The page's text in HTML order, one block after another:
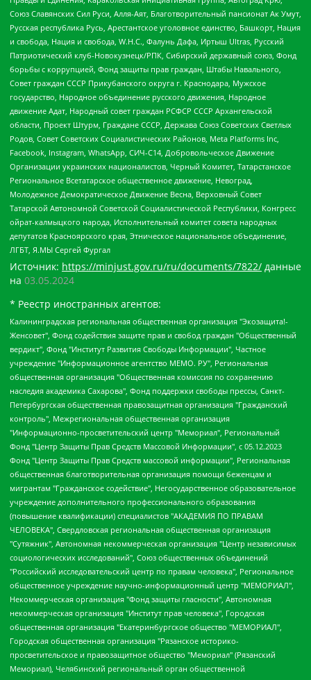
Союз Славянских Сил Руси, Алля-Аят, Благотворительный пансионат Ак Умут,
Русская республика Русь, Арестантское уголовное единство, Башкорт, Нация
и свобода, Нация и свобода, W.H.С., Фалунь Дафа, Иртыш Ultras, Русский
Патриотический клуб-Новокузнецк/РПК, Сибирский державный союз, Фонд
борьбы с коррупцией, Фонд защиты прав граждан, Штабы Навального,
Совет граждан СССР Прикубанского округа г. Краснодара, Мужское
государство, Народное объединение русского движения, Народное
движение Адат, Народный совет граждан РСФСР СССР Архангельской
области, Проект Штурм, Граждане СССР, Держава Союз Советских Светлых
Родов, Совет Советских Социалистических Районов, Meta Platforms Inc,
Facebook, Instagram, WhatsApp, СИЧ-С14, Добровольческое Движение
Организации украинских националистов, Черный Комитет, Татарстанское
Региональное Всетатарское общественное движение, Невоград,
Молодежное Демократическое Движение Весна, Верховный Совет
Татарской Автономной Советской Социалистической Республики, Конгресс
ойрат-калмыцкого народа, Исполнительный комитет совета народных
депутатов Красноярского края, Этническое национальное объединение,
ЛГБТ, Я.МЫ Сергей Фургал
Источник: https://minjust.gov.ru/ru/documents/7822/ данные
на 03.05.2024
* Реестр иностранных агентов:
Калининградская региональная общественная организация "Экозащита!-Женсовет", Фонд содействия защите прав и свобод граждан "Общественный вердикт", Фонд "Институт Развития Свободы Информации", Частное учреждение "Информационное агентство МЕМО. РУ", Региональная общественная организация "Общественная комиссия по сохранению наследия академика Сахарова", Фонд поддержки свободы прессы, Санкт-Петербургская общественная правозащитная организация "Гражданский контроль", Межрегиональная общественная организация "Информационно-просветительский центр "Мемориал", Региональный Фонд "Центр Защиты Прав Средств Массовой Информации", с 05.12.2023 Фонд "Центр Защиты Прав Средств массовой информации", Региональная общественная благотворительная организация помощи беженцам и мигрантам "Гражданское содействие", Негосударственное образовательное учреждение дополнительного профессионального образования (повышение квалификации) специалистов "АКАДЕМИЯ ПО ПРАВАМ ЧЕЛОВЕКА", Свердловская региональная общественная организация "Сутяжник", Автономная некоммерческая организация "Центр независимых социологических исследований", Союз общественных объединений "Российский исследовательский центр по правам человека", Региональное общественное учреждение научно-информационный центр "МЕМОРИАЛ", Некоммерческая организация "Фонд защиты гласности", Автономная некоммерческая организация "Институт прав человека", Городская общественная организация "Екатеринбургское общество "МЕМОРИАЛ", Городская общественная организация "Рязанское историко-просветительское и правозащитное общество "Мемориал" (Рязанский Мемориал), Челябинский региональный орган общественной самодеятельности – женское общественное объединение "Женщины Евразии", Челябинский региональный орган общественной самодеятельности "Уральская правозащитная группа", Фонд содействия защите здоровья и социальной справедливости имени Андрея Рылькова, Автономная Некоммерческая Организация "Аналитический Центр Юрия Левады", Автономная некоммерческая организация социальной поддержки населения "Проект Апрель", Региональная общественная организация помощи женщинам и детям, находящимся в кризисной ситуации "Информационно-методический центр "Анна", Фонд содействия развитию массовых коммуникаций и правовому просвещению "Так-так-Так", Фонд содействия устойчивому развитию "Серебряная тайга", Свердловский региональный общественный фонд социальных проектов "Новое время", "Idel.Реалии", Кавказ.Реалии, Крым.Реалии, Телеканал Настоящее Время, Татаро-башкирская служба Радио Свобода (Azatliq Radiosi), Радио Свободная Европа/Радио Свобода (PCE/PC), "Сибирь.Реалии", "Фактограф", Благотворительный фонд помощи осужденным и их семьям, Автономная некоммерческая организация "Институт глобализации и социальных движений", Фонд "В защиту прав заключенных", Частное учреждение "Центр поддержки и содействия развитию средств массовой информации", Пензенский региональный общественный благотворительный фонд "Гражданский союз", "Север.Реалии", Некоммерческая организация Фонд "Правовая инициатива", Общество с ограниченной ответственностью "Радио Свободная Европа/Радио Свобода", Чешское информационное агентство "MEDIUM-ORIENT", Красноярская региональная общественная организация "Мы против СПИДа", Камалягин Денис Николаевич, Маркелов Сергей Евгеньевич, Пономарев Лев Александрович, Савицкая Людмила Алексеевна, Автономная некоммерческая организация "Центр по работе с проблемой насилия "НАСИЛИЮ.НЕТ", Межрегиональный профессиональный союз работников здравоохранения "Альянс врачей", Юридическое лицо, зарегистрированное в Латвийской Республике, SIA "Medusa Project" (регистрационный номер 40103797863, дата регистрации 10.06.2014), Некоммерческая организация "Фонд по борьбе с коррупцией", Автономная некоммерческая организация "Институт права и публичной политики", Баданин Роман Сергеевич, Гликин Максим Александрович, Железнова Мария Михайловна, Лукьянова Юлия Сергеевна, Маетная Елизавета Витальевна, Маняхин Петр Борисович, Чуракова Ольга Владимировна, Ярош Юлия Петровна, Юридическое лицо "The Insider SIA", зарегистрированное в Риге, Латвийская Республика (дата регистрации 26.06.2015), являющееся администратором доменного имени интернет-издания "The Insider SIA", https://theins.ru, Постернак Алексей Евгеньевич, Рубин Михаил Аркадьевич, Анин Роман Александрович, Юридическое лицо Istories fonds, зарегистрированное в Латвийской Республике (регистрационный номер 50008295751, дата регистрации 24.02.2020), Великовский Дмитрий Александрович, Долинина Ирина Николаевна, Мароховская Алеся Алексеевна, Шлейнов Роман Юрьевич, Шмагун Олеся Валентиновна, Общество с ограниченной ответственностью "Альтаир 2021", Общество с ограниченной ответственностью "Вега 2021", Общество с ограниченной ответственностью "Главный редактор 2021", Общество с ограниченной ответственностью "Ромашки монолит", Важенков Артем Валерьевич, Ивановская областная общественная организация "Центр гендерных исследований", Гурман Юрий Альбертович, Медиапроект "ОВД-Инфо", Егоров Владимир Владимирович, Жилинский Владимир Александрович, Общество с ограниченной ответственностью "ЗП", Иванова София Юрьевна, Карезина Инна Павловна, Кильтау Екатерина Викторовна, Петров Алексей Викторович, Пискунов Сергей Евгеньевич, Смирнов Сергей Сергеевич, Тихонов Михаил Сергеевич, Общество с ограниченной ответственностью "ЖУРНАЛИСТ-ИНОСТРАННЫЙ АГЕНТ", Арапова Галина Юрьевна, Вольтская Татьяна Анатольевна, Американская компания "Mason G.E.S. Anonymous Foundation" (США), являющаяся владельцем интернет-издания https://mnews.world/, Компания "Stichting Bellingcat", зарегистрированная в Нидерландах (дата регистрации 11.07.2018), Захаров Андрей Вячеславович, Клепиковская Екатерина Дмитриевна, Общество с ограниченной ответственностью "МЕМО", Перл Роман Александрович, Симонов Евгений Алексеевич, Соловьева Елена Анатольевна, Сотников Даниил Владимирович, Сурначева Елизавета Дмитриевна, Автономная некоммерческая организация по защите прав человека и информированию населения "Якутия – Наше Мнение", Общество с ограниченной ответственностью "Москоу диджитал медиа", с 26.01.2023 Общество с ограниченной ответственностью "Чайка Белые сады", Ветошкина Валерия Валерьевна, Заговора Максим Александрович, Межрегиональное общественное движение "Российская ЛГБТ - сеть", Оленичев Максим Владимирович, Павлов Иван Юрьевич, Скворцова Елена Сергеевна, Общество с ограниченной ответственностью "Как бы инагент", Кочетков Игорь Викторович, Общество с ограниченной ответственностью "Честные выборы", Еланчик Олег Александрович, Общество с ограниченной ответственностью "Нобелевский призыв", Гималова Регина Эмилевна, Григорьев Андрей Валерьевич, Григорьева Алина Александровна, Ассоциация по содействию защите прав призывников, альтернативнослужащих и военнослужащих "Правозащитная группа "Гражданин.Армия.Право", Хисамова Регина Фаритовна, Автономная некоммерческая организация по реализации социально-правовых программ "Лилит", Дальневосточное общественное движение "Маяк", Санкт-Петербургская ЛГБТ-инициативная группа "Выход", Инициативная группа ЛГБТ+ "Реверс", Алексеев Андрей Викторович, Бекбулатова Таисия Львовна, Беляев Иван Михайлович, Владыкина Елена Сергеевна, Гельман Марат Александрович, Никульшина Вероника Юрьевна, Толоконникова Надежда Андреевна, Шендерович Виктор Анатольевич, Общество с ограниченной ответственностью "Данное сообщение", Общество с ограниченной ответственностью Издательский дом "Новая глава", Айнбиндер Александра Александровна, Московский комьюнити-центр для ЛГБТ+инициатив, Благотворительный фонд развития филантропии, Deutsche Welle (Германия, Kurt-Schumacher-Strasse 3, 53113 Bonn), Борзунова Мария Михайловна, Воробьев Виктор Викторович, Голубева Анна Львовна, Константинова Алла Михайловна, Малкова Ирина Владимировна, Мурадов Мурад Абдулгалимович, Осетинская Елизавета Николаевна, Понасенков Евгений Николаевич, Ганапольский Матвей Юрьевич, Киселев Евгений Алексеевич, Борухович Ирина Григорьевна, Дремин Иван Тимофеевич, Дубровский Дмитрий Викторович, Красноярская региональная общественная организация поддержки и развития альтернативных образовательных технологий и межкультурных коммуникаций "ИНТЕРРА", Маяковская Екатерина Алексеевна, Фейгин Марк Захарович, Филимонов Андрей Викторович, Дзугкоева Регина Николаевна, Доброхотов Роман Александрович, Дудь Юрий Александрович, Елкин Сергей Владимирович, Кругликов Кирилл Игоревич, Сабунаева Мария Леонидовна, Семенов Алексей Владимирович, Шаинян Карен Багратович, Шульман Екатерина Михайловна, Асафьев Артур Валерьевич, Вахштайн Виктор Семенович, Венедиктов Алексей Алексеевич, Лушникова Екатерина Евгеньевна, Волков Леонид Михайлович, Невзоров Александр Глебович, Пархоменко Сергей Борисович, Сироткин Ярослав Николаевич, Кара-Мурза Владимир Владимирович, Баранова Наталья Владимировна, Гозман Леонид Яковлевич, Кагарлицкий Борис Юльевич, Климарев Михаил Валерьевич, Милов Владимир Станиславович, Автономная некоммерческая организация Краснодарский центр современного искусства "Типография", Моргенштерн Алишер Тагирович, Соболь Любовь Эдуардовна, Общество с ограниченной ответственностью "ЛИЗА НОРМ", Каспаров Гарри Кимович, Ходорковский Михаил Борисович, Общество с ограниченной ответственностью "Апрельские тезисы", Данилович Ирина Брониславовна, Кашин Олег Владимирович, Петров Николай Владимирович, Пивоваров Алексей Владимирович, Соколов Михаил Владимирович, Цветкова Юлия Владимировна, Чичваркин Евгений Александрович, Комитет против пыток/Команда против пыток, Общество с ограниченной ответственностью "Первый научный", Общество с ограниченной ответственностью "Вертолет и ко", Белоцерковская Вероника Борисовна, Кац Максим Евгеньевич, Лазарева Татьяна Юрьевна, Шаведдинов Руслан Табризович, Яшин Илья Валерьевич, Общество с ограниченной ответственностью "Иноагент ААВ", Алешковский Дмитрий Петрович, Альбац Евгения Марковна, Быков Дмитрий Львович, Галямина Юлия Евгеньевна, Лойко Сергей Леонидович, Мартынов Кирилл Константинович, Медведев Сергей Александрович, Крашенинников Федор Геннадиевич, Гордеева Катерина Вл